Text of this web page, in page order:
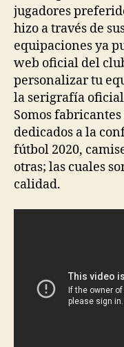
jugadores
hizo a través de
equipaciones ya
web oficial del
personalizar tu
la serigrafía oficial
Somos
dedicados a la
fútbol 2020,
otras; las cuales
calidad.